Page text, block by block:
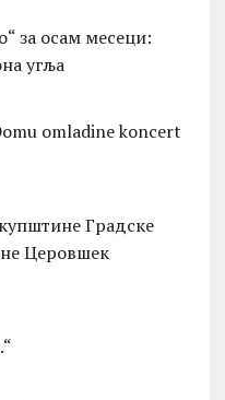
за осам месеци:
угља
omladine koncert
Градске
Церовшек